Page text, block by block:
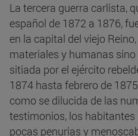
La tercera guerra carlista,
español de 1872 a 1876,
en la capital del viejo
materiales y humanas
sitiada por el ejército
1874 hasta febrero de
como se dilucida de las
testimonios, los
pocas penurias y